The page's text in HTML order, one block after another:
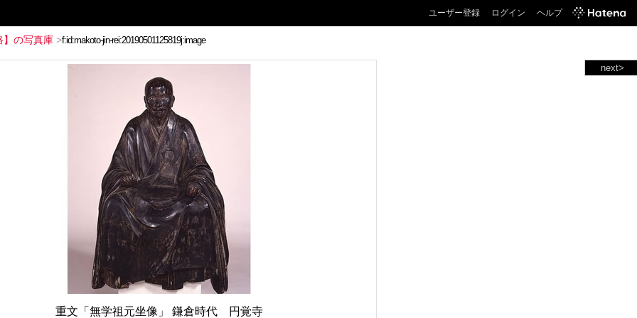
ユーザー登録 ログイン ヘルプ
】の写真庫 >
next>
重文「無学祖元坐像」 鎌倉時代 円覚寺